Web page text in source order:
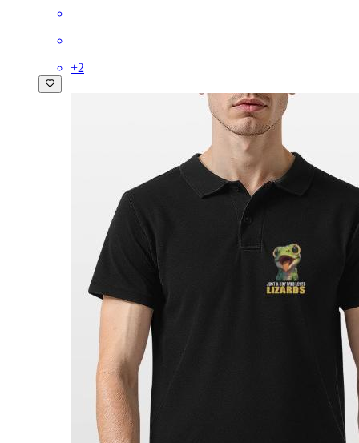
+2